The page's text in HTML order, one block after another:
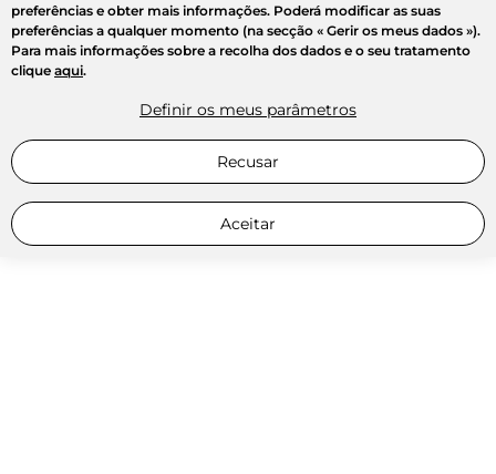
preferências e obter mais informações. Poderá modificar as suas
preferências a qualquer momento (na secção « Gerir os meus dados »).
Para mais informações sobre a recolha dos dados e o seu tratamento
clique aqui.
Definir os meus parâmetros
Recusar
Aceitar